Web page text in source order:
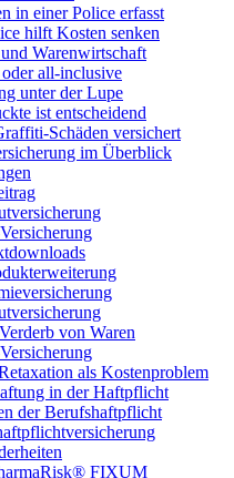
in einer Police erfasst
hilft Kosten senken
Warenwirtschaft
all-inclusive
unter der Lupe
ist entscheidend
Schäden versichert
im Überblick
von Waren
als Kostenproblem
in der Haftpflicht
der Berufshaftpflicht
FIXUM